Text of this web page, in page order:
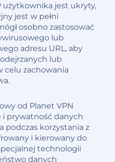
użytkownika jest ukryty,
jest w pełni
osobno zastosować
lub
adresu URL, aby
lub
celu zachowania
od Planet VPN
i prywatność danych
podczas korzystania z
i kierowany do
technologii
danych